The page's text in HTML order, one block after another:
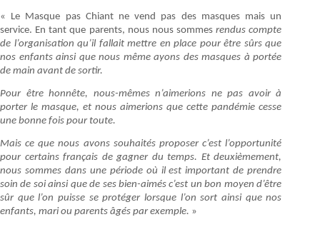
« Le Masque pas Chiant ne vend pas des masques mais un
service. En tant que parents, nous nous sommesrendus compte
de l’organisation qu’il fallait mettre en place pour être sûrs que
nos enfants ainsi que nous même ayons des masques à portée
de main avant de sortir.
Pour être honnête, nous-mêmes n’aimerions ne pas avoir à
porter le masque, et nous aimerions que cette pandémie cesse
une bonne fois pour toute.
Mais ce que nous avons souhaités proposer c’est l’opportunité
pour certains français de gagner du temps. Et deuxièmement,
nous sommes dans une période où il est important de prendre
soin de soi ainsi que de ses bien-aimés c’est un bon moyen d’être
sûr que l’on puisse se protéger lorsque l’on sort ainsi que nos
enfants, mari ou parents âgés par exemple. »